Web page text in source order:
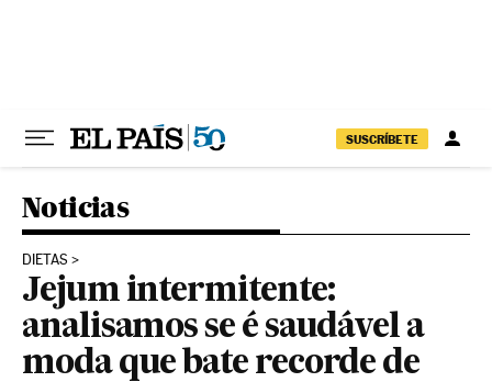
SUSCRÍBETE
Noticias
DIETAS
Jejum intermitente:
analisamos se é saudável a
moda que bate recorde de